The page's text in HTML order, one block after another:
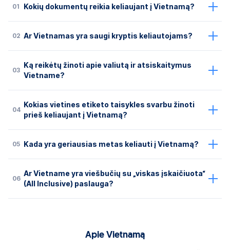
01 Kokių dokumentų reikia keliaujant į Vietnamą?
02 Ar Vietnamas yra saugi kryptis keliautojams?
03
Ką reikėtų žinoti apie valiutą ir atsiskaitymus
Vietname?
04
Kokias vietines etiketo taisykles svarbu žinoti
prieš keliaujant į Vietnamą?
05 Kada yra geriausias metas keliauti į Vietnamą?
06
Ar Vietname yra viešbučių su „viskas įskaičiuota“
(All Inclusive) paslauga?
Apie Vietnamą